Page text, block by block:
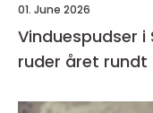
01. June 2026
Vinduespudser
ruder året rundt